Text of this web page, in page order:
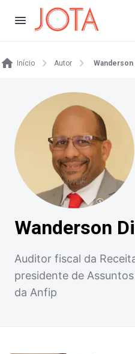
Início Autor Wanderson
Wanderson
Auditor fiscal da
presidente de
da Anfip